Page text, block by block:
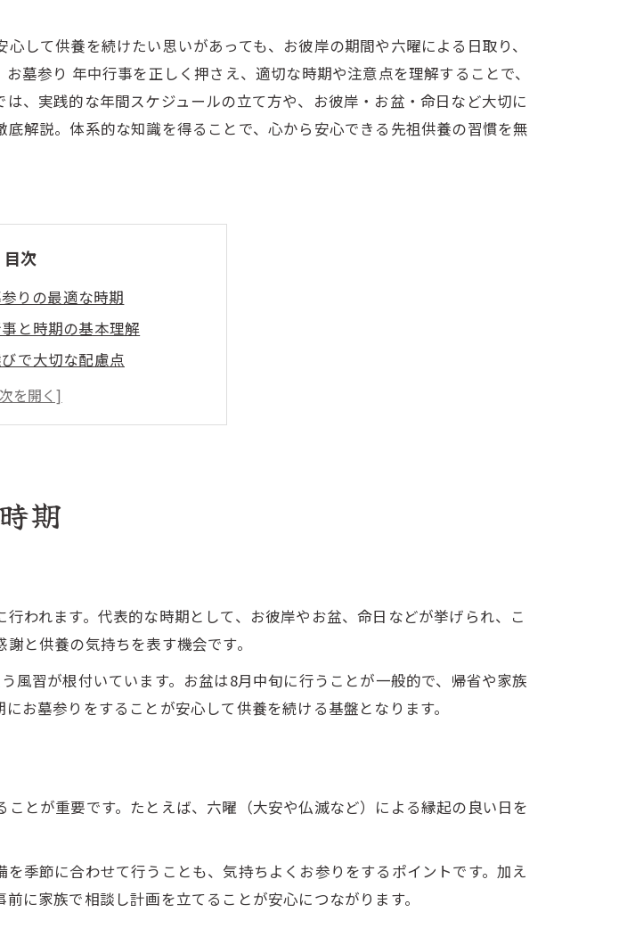
して供養を続けたい思いがあっても、お彼岸の期間や六曜による日取り、
墓参り 年中行事を正しく押さえ、適切な時期や注意点を理解することで、
、実践的な年間スケジュールの立て方や、お彼岸・お盆・命日など大切に
解説。体系的な知識を得ることで、心から安心できる先祖供養の習慣を無
目次
りの最適な時期
と時期の基本理解
で大切な配慮点
墓参り時期の違い
お墓参り時期の決め方
るお彼岸の意味と習慣
日を意識した供養の実践
で迷わないお彼岸活用法
参り時期の基本
本と供養の心構え
ることの大切さとは
お墓参り時期の過ごし方
年間計画を立てるコツ
期
われます。代表的な時期として、お彼岸やお盆、命日などが挙げられ、こ
と供養の気持ちを表す機会です。
習が根付いています。お盆は8月中旬に行うことが一般的で、帰省や家族
お墓参りをすることが安心して供養を続ける基盤となります。
とが重要です。たとえば、六曜（大安や仏滅など）による縁起の良い日を
季節に合わせて行うことも、気持ちよくお参りをするポイントです。加え
に家族で相談し計画を立てることが安心につながります。